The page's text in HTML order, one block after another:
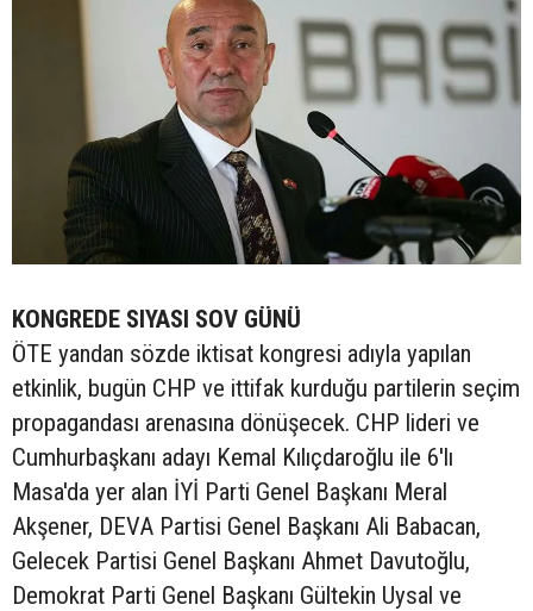
KONGREDE SIYASI SOV GÜNÜ
ÖTE yandan sözde iktisat kongresi adıyla yapılan
etkinlik, bugün CHP ve ittifak kurduğu partilerin seçim
propagandası arenasına dönüşecek. CHP lideri ve
Cumhurbaşkanı adayı Kemal Kılıçdaroğlu ile 6'lı
Masa'da yer alan İYİ Parti Genel Başkanı Meral
Akşener, DEVA Partisi Genel Başkanı Ali Babacan,
Gelecek Partisi Genel Başkanı Ahmet Davutoğlu,
Demokrat Parti Genel Başkanı Gültekin Uysal ve